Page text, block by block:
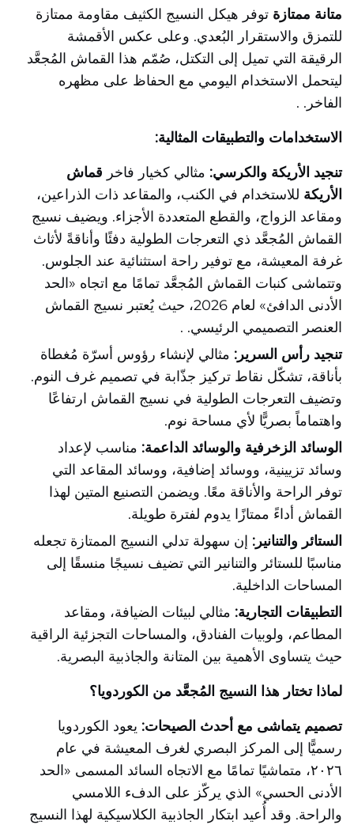
متانة ممتازة توفر هيكل النسيج الكثيف مقاومة ممتازة
للتمزق والاستقرار البُعدي. وعلى عكس الأقمشة
الرقيقة التي تميل إلى التكتل، صُمّم هذا القماش المُجعَّد
ليتحمل الاستخدام اليومي مع الحفاظ على مظهره
الفاخر. .
الاستخدامات والتطبيقات المثالية:
تنجيد الأريكة والكرسي: مثالي كخيار فاخر قماش
الأريكة للاستخدام في الكنب، والمقاعد ذات الذراعين،
ومقاعد الزواج، والقطع المتعددة الأجزاء. ويضيف نسيج
القماش المُجعَّد ذي التعرجات الطولية دفئًا وأناقةً لأثاث
غرفة المعيشة، مع توفير راحة استثنائية عند الجلوس.
وتتماشى كنبات القماش المُجعَّد تمامًا مع اتجاه «الحد
الأدنى الدافئ» لعام 2026، حيث يُعتبر نسيج القماش
العنصر التصميمي الرئيسي. .
تنجيد رأس السرير: مثالي لإنشاء رؤوس أسرّة مُغطاة
بأناقة، تشكّل نقاط تركيز جذّابة في تصميم غرف النوم.
وتضيف التعرجات الطولية في نسيج القماش ارتفاعًا
واهتماماً بصريًّا لأي مساحة نوم.
الوسائد الزخرفية والوسائد الداعمة: مناسب لإعداد
وسائد تزيينية، ووسائد إضافية، ووسائد المقاعد التي
توفر الراحة والأناقة معًا. ويضمن التصنيع المتين لهذا
القماش أداءً ممتازًا يدوم لفترة طويلة.
الستائر والتنانير: إن سهولة تدلي النسيج الممتازة تجعله
مناسبًا للستائر والتنانير التي تضيف نسيجًا منسقًا إلى
المساحات الداخلية.
التطبيقات التجارية: مثالي لبيئات الضيافة، ومقاعد
المطاعم، ولوبيات الفنادق، والمساحات التجزئية الراقية
حيث يتساوى الأهمية بين المتانة والجاذبية البصرية.
لماذا تختار هذا النسيج المُجعَّد من الكوردويا؟
تصميم يتماشى مع أحدث الصيحات: يعود الكوردويا
رسميًّا إلى المركز البصري لغرف المعيشة في عام
٢٠٢٦، متماشيًا تمامًا مع الاتجاه السائد المسمى «الحد
الأدنى الحسي» الذي يركّز على الدفء اللامسي
والراحة. وقد أُعيد ابتكار الجاذبية الكلاسيكية لهذا النسيج